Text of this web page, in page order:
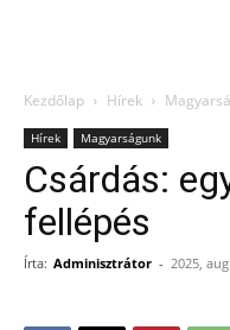
Kezdőlap Hírek
Hírek Magyarságunk
Csárdás:
fellépés
Írta: Adminisztrátor - 2025,